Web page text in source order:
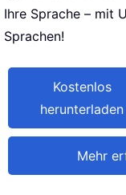
Ihre Sprache – mit
Sprachen!
Kostenlos
herunterladen
Mehr